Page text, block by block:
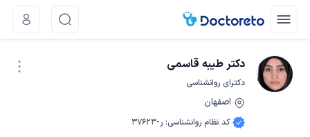
دکتر طیبه قاسمی
دکترای روانشناسی
اصفهان
کد نظام روانشناسی: ر-37623